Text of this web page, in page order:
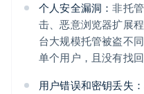
个人安全漏洞：非托
击、恶意浏览器扩展
台大规模托管被盗不
单个用户，且没有找回
用户错误和密钥丢失：